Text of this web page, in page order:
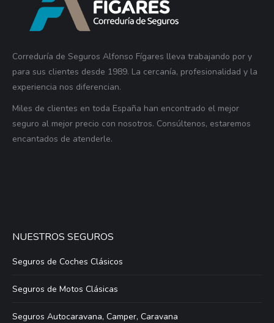
Correduría de Seguros Alfonso Fígares lleva trabajando por y
para sus clientes desde 1989. La cercanía, profesionalidad y la
experiencia nos diferencian.
Miles de clientes en toda España han encontrado el mejor
seguro al mejor precio con nosotros. Consúltenos, estaremos
encantados de atenderle.
NUESTROS SEGUROS
Seguros de Coches Clásicos
Seguros de Motos Clásicas
Seguros Autocaravana, Camper, Caravana